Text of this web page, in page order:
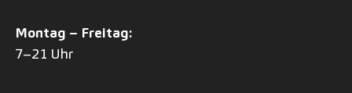
Montag – Freitag:
7–21 Uhr